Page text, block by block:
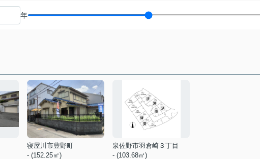
年
寝屋川市豊野町
- (152.25㎡)
泉佐野市羽倉崎３丁目
- (103.68㎡)